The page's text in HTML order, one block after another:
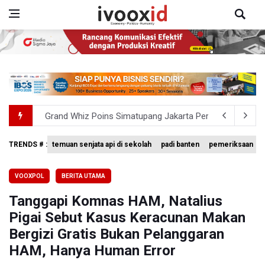
Grand Whiz Poins Simatupang Jakarta Perkuat
Pemerintah Gelar Operasi Modifikasi Cuaca Percepat
Pemerintah Tunda Penerapan Pajak Marketplace, DJP:
Holiday Inn Express Jakarta Menteng Dukung Program
TRENDS # : temuan senjata api di sekolah padi banten pemeriksaan
VOOXPOL BERITA UTAMA
Tanggapi Komnas HAM, Natalius
Pigai Sebut Kasus Keracunan Makan
Bergizi Gratis Bukan Pelanggaran
HAM, Hanya Human Error